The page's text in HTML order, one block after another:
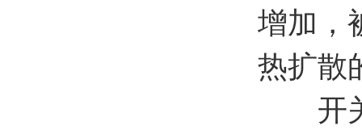
增加，
热扩散
开关